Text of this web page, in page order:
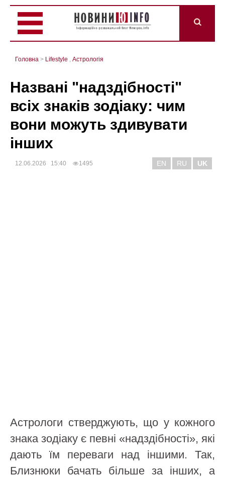
Головна > Lifestyle , Астрологія
Названі "надздібності"
всіх знаків зодіаку: чим
вони можуть здивувати
інших
12.06.2026 15:40 1495 EN RU UK
Астрологи стверджують, що у кожного
знака зодіаку є певні «надздібності», які
дають їм переваги над іншими. Так,
Близнюки бачать більше за інших, а